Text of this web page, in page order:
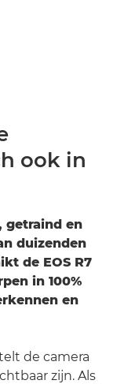
ook in
getraind en
duizenden
de EOS R7
in 100%
en
de camera
zijn. Als